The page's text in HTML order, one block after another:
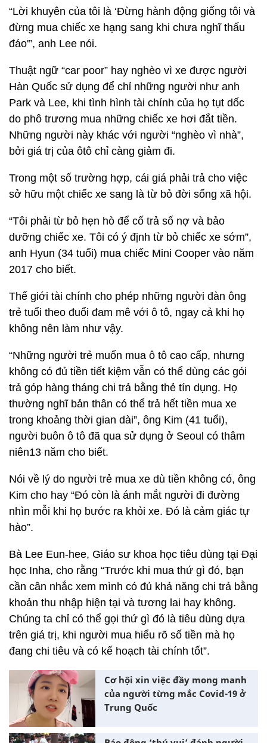
“Lời khuyên của tôi là ‘Đừng hành động giống tôi và
đừng mua chiếc xe hạng sang khi chưa nghĩ thấu
đáo'”, anh Lee nói.
Thuật ngữ “car poor” hay nghèo vì xe được người
Hàn Quốc sử dụng để chỉ những người như anh
Park và Lee, khi tình hình tài chính của họ tụt dốc
do phô trương mua những chiếc xe hơi đắt tiền.
Những người này khác với người “nghèo vì nhà”,
bởi giá trị của ôtô chỉ càng giảm đi.
Trong một số trường hợp, cái giá phải trả cho việc
sở hữu một chiếc xe sang là từ bỏ đời sống xã hội.
“Tôi phải từ bỏ hẹn hò để cố trả số nợ và bảo
dưỡng chiếc xe. Tôi có ý định từ bỏ chiếc xe sớm”,
anh Hyun (34 tuổi) mua chiếc Mini Cooper vào năm
2017 cho biết.
Thế giới tài chính cho phép những người đàn ông
trẻ tuổi theo đuổi đam mê với ô tô, ngay cả khi họ
không nên làm như vậy.
“Những người trẻ muốn mua ô tô cao cấp, nhưng
không có đủ tiền tiết kiệm vẫn có thể dùng các gói
trả góp hàng tháng chi trả bằng thẻ tín dụng. Họ
thường nghĩ bản thân có thể trả hết tiền mua xe
trong khoảng thời gian dài”, ông Kim (41 tuổi),
người buôn ô tô đã qua sử dụng ở Seoul có thâm
niên13 năm cho biết.
Nói về lý do người trẻ mua xe dù tiền không có, ông
Kim cho hay “Đó còn là ánh mắt người đi đường
nhìn mỗi khi họ bước ra khỏi xe. Đó là cảm giác tự
hào”.
Bà Lee Eun-hee, Giáo sư khoa học tiêu dùng tại Đại
học Inha, cho rằng “Trước khi mua thứ gì đó, bạn
cần cân nhắc xem mình có đủ khả năng chi trả bằng
khoản thu nhập hiện tại và tương lai hay không.
Chúng ta chỉ có thể gọi thứ gì đó là tiêu dùng dựa
trên giá trị, khi người mua hiểu rõ số tiền mà họ
đang chi tiêu và có kế hoạch tài chính tốt”.
Cơ hội xin việc đầy mong manh
của người từng mắc Covid-19 ở
Trung Quốc